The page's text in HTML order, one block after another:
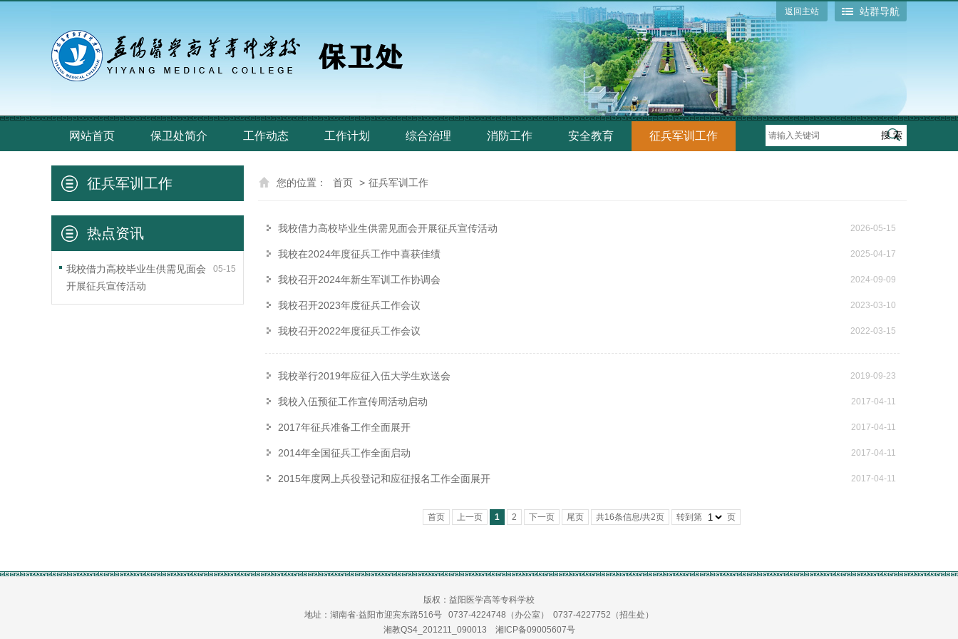
站群导航
返回主站
网站首页 保卫处简介 工作动态 工作计划 综合治理 消防工作 安全教育 征兵军训工作
征兵军训工作
热点资讯
05-15
我校借力高校毕业生供需见面会
开展征兵宣传活动
您的位置： 首页 > 征兵军训工作
2026-05-15
我校借力高校毕业生供需见面会开展征兵宣传活动
2025-04-17
我校在2024年度征兵工作中喜获佳绩
2024-09-09
我校召开2024年新生军训工作协调会
2023-03-10
我校召开2023年度征兵工作会议
2022-03-15
我校召开2022年度征兵工作会议
2019-09-23
我校举行2019年应征入伍大学生欢送会
2017-04-11
我校入伍预征工作宣传周活动启动
2017-04-11
2017年征兵准备工作全面展开
2017-04-11
2014年全国征兵工作全面启动
2017-04-11
2015年度网上兵役登记和应征报名工作全面展开
首页 上一页 1 2 下一页 尾页 共16条信息/共2页 转到第 页
版权：益阳医学高等专科学校
地址：湖南省·益阳市迎宾东路516号 0737-4224748（办公室） 0737-4227752（招生处）
湘教QS4_201211_090013 湘ICP备09005607号